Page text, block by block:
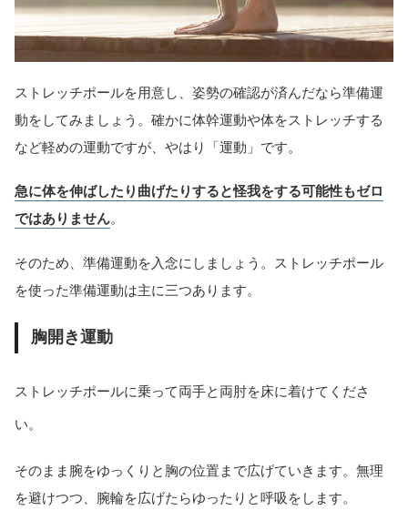
ストレッチポールを用意し、姿勢の確認が済んだなら準備運
動をしてみましょう。確かに体幹運動や体をストレッチする
など軽めの運動ですが、やはり「運動」です。
急に体を伸ばしたり曲げたりすると怪我をする可能性もゼロ
ではありません。
そのため、準備運動を入念にしましょう。ストレッチポール
を使った準備運動は主に三つあります。
胸開き運動
ストレッチポールに乗って両手と両肘を床に着けてくださ
い。
そのまま腕をゆっくりと胸の位置まで広げていきます。無理
を避けつつ、腕輪を広げたらゆったりと呼吸をします。